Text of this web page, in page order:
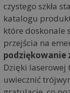
czystego szkła
katalogu
które doskonale
przejścia na
podziękowanie
Dzięki laserowej
uwiecznić